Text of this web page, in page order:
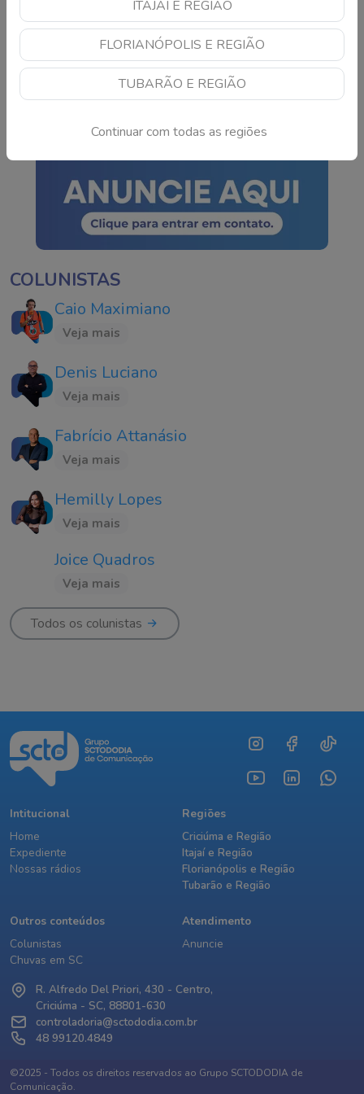
ITAJAÍ E REGIÃO
FLORIANÓPOLIS E REGIÃO
TUBARÃO E REGIÃO
Continuar com todas as regiões
Colisão frontal entre
carro e carreta deixa
idoso ferido em rodovia
de SC
Continue lendo
COLUNISTAS
Caio Maximiano
Veja mais
Denis Luciano
Veja mais
Fabrício Attanásio
Veja mais
Hemilly Lopes
Veja mais
Joice Quadros
Veja mais
Todos os colunistas
Intitucional
Home
Expediente
Nossas rádios
Regiões
Criciúma e Região
Itajaí e Região
Florianópolis e Região
Tubarão e Região
Outros conteúdos
Colunistas
Chuvas em SC
Atendimento
Anuncie
R. Alfredo Del Priori, 430 - Centro,
Criciúma - SC, 88801-630
controladoria@sctododia.com.br
48 99120.4849
©2025 - Todos os direitos reservados ao Grupo SCTODODIA de
Comunicação.